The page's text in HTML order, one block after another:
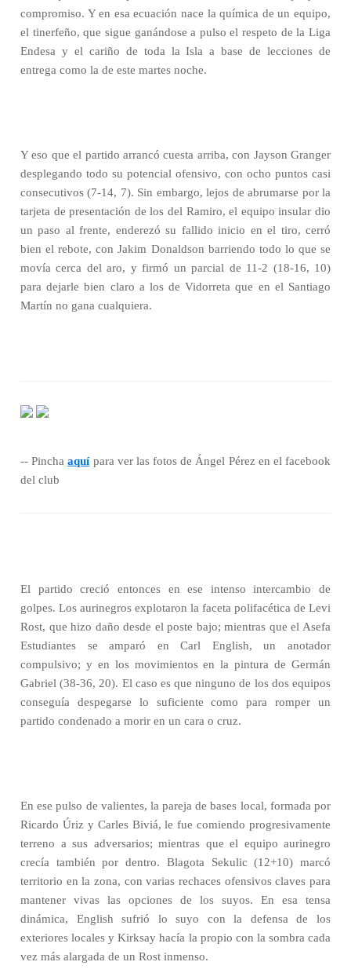
compromiso. Y en esa ecuación nace la química de un equipo,
el tinerfeño, que sigue ganándose a pulso el respeto de la Liga
Endesa y el cariño de toda la Isla a base de lecciones de
entrega como la de este martes noche.
Y eso que el partido arrancó cuesta arriba, con Jayson Granger
desplegando todo su potencial ofensivo, con ocho puntos casi
consecutivos (7-14, 7). Sin embargo, lejos de abrumarse por la
tarjeta de presentación de los del Ramiro, el equipo insular dio
un paso al frente, enderezó su fallido inicio en el tiro, cerró
bien el rebote, con Jakim Donaldson barriendo todo lo que se
movía cerca del aro, y firmó un parcial de 11-2 (18-16, 10)
para dejarle bien claro a los de Vidorreta que en el Santiago
Martín no gana cualquiera.
-- Pinchaaquípara ver las fotos de Ángel Pérez en el facebook
del club
El partido creció entonces en ese intenso intercambio de
golpes. Los aurinegros explotaron la faceta polifacética de Levi
Rost, que hizo daño desde el poste bajo; mientras que el Asefa
Estudiantes se amparó en Carl English, un anotador
compulsivo; y en los movimientos en la pintura de Germán
Gabriel (38-36, 20). El caso es que ninguno de los dos equipos
conseguía despegarse lo suficiente como para romper un
partido condenado a morir en un cara o cruz.
En ese pulso de valientes, la pareja de bases local, formada por
Ricardo Úriz y Carles Biviá, le fue comiendo progresivamente
terreno a sus adversarios; mientras que el equipo aurinegro
crecía también por dentro. Blagota Sekulic (12+10) marcó
territorio en la zona, con varias rechaces ofensivos claves para
mantener vivas las opciones de los suyos. En esa tensa
dinámica, English sufrió lo suyo con la defensa de los
exteriores locales y Kirksay hacía la propio con la sombra cada
vez más alargada de un Rost inmenso.